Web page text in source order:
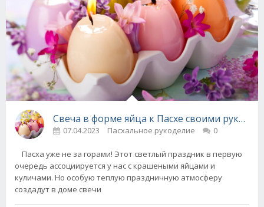
Свеча в форме яйца к Пасхе своими руками
07.04.2023 Пасхальное рукоделие 0
Пасха уже не за горами! Этот светлый праздник в первую
очередь ассоциируется у нас с крашеными яйцами и
куличами. Но особую теплую праздничную атмосферу
создадут в доме свечи